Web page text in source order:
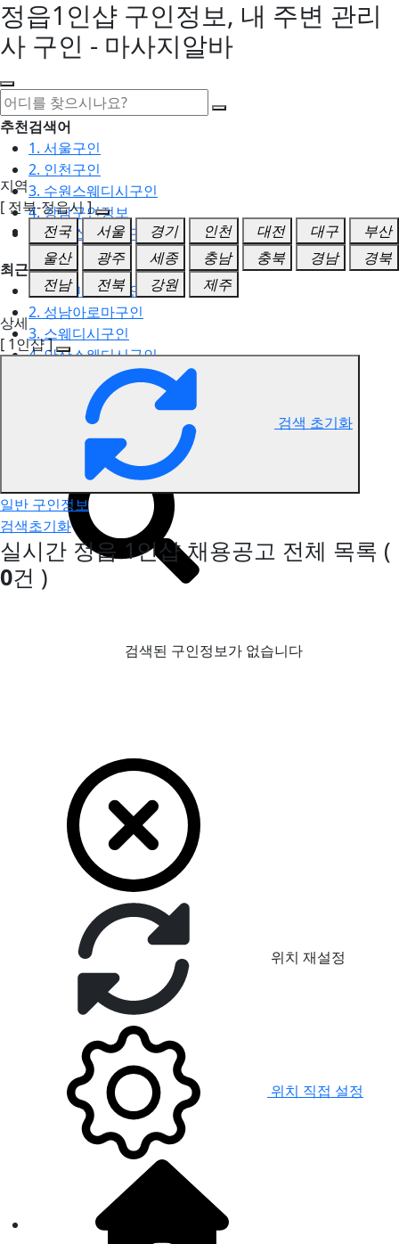
정읍1인샵 구인정보, 내 주변 관리
사 구인 - 마사지알바
추천검색어
1. 서울구인
2. 인천구인
3. 수원스웨디시구인
4. 강남구인정보
5. 동탄스웨디시구인
최근검색어
1. 일산마사지구인
2. 성남아로마구인
3. 스웨디시구인
4. 안산스웨디시구인
5. 아로마구인
정읍 1인샵 구인정보
지역
[ 전북-정읍시 ]
전국
서울 경기 인천 대전 대구
부산
울산
광주 세종 충남 충북 경남
경북
전남
전북 강원
제주
상세
[ 1인샵 ]
검색 초기화
일반 구인정보
검색초기화
실시간 정읍 1인샵 채용공고 전체 목록 (
0건 )
검색된 구인정보가 없습니다
위치 재설정
위치 직접 설정